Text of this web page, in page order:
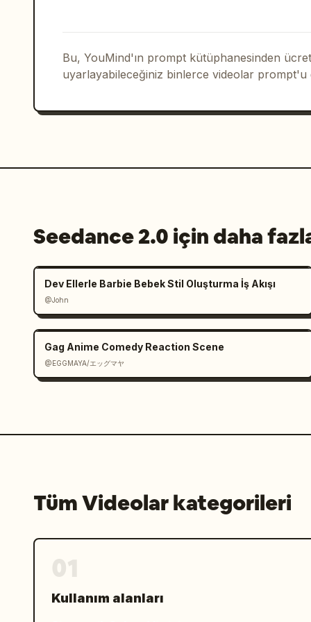
Lens değişimi
cut5:
cut6:
Lens değişimi
cut7:
Alçak açı, tam kenardan. Makarna
patlayarak yükseliyor. Ortam sesi:
Lens değişimi
cut8:
Çapraz ön açıdan orta yakın çekim.
Büst çekimi. Makarnayı maşa ile
Tam tepeden kuş bakışı. Maydanoz
üzerine konuyor. Kamera sabit bir
Bu, YouMind'ın prompt kütüphanesinden
uyarlayabileceğiniz binlerce videolar prompt'u
Seedance 2.0 için daha
Dev Ellerle Barbie Bebek Stil Oluşturma İş Akışı
@John
Gag Anime Comedy Reaction Scene
@EGGMAYA/エッグマヤ
Tüm Videolar kategorileri
Kullanım alanları